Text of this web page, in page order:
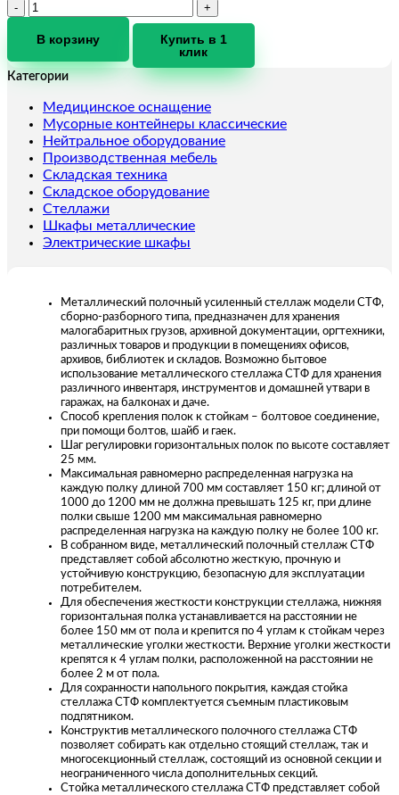
Количество
Стеллаж
2000x1500x300
2.0
В корзину
Купить в 1
клик
Категории
Медицинское оснащение
Мусорные контейнеры классические
Нейтральное оборудование
Производственная мебель
Складская техника
Складское оборудование
Стеллажи
Шкафы металлические
Электрические шкафы
Металлический полочный усиленный стеллаж модели СТФ,
сборно-разборного типа, предназначен для хранения
малогабаритных грузов, архивной документации, оргтехники,
различных товаров и продукции в помещениях офисов,
архивов, библиотек и складов. Возможно бытовое
использование металлического стеллажа СТФ для хранения
различного инвентаря, инструментов и домашней утвари в
гаражах, на балконах и даче.
Способ крепления полок к стойкам – болтовое соединение,
при помощи болтов, шайб и гаек.
Шаг регулировки горизонтальных полок по высоте составляет
25 мм.
Максимальная равномерно распределенная нагрузка на
каждую полку длиной 700 мм составляет 150 кг; длиной от
1000 до 1200 мм не должна превышать 125 кг, при длине
полки свыше 1200 мм максимальная равномерно
распределенная нагрузка на каждую полку не более 100 кг.
В собранном виде, металлический полочный стеллаж СТФ
представляет собой абсолютно жесткую, прочную и
устойчивую конструкцию, безопасную для эксплуатации
потребителем.
Для обеспечения жесткости конструкции стеллажа, нижняя
горизонтальная полка устанавливается на расстоянии не
более 150 мм от пола и крепится по 4 углам к стойкам через
металлические уголки жесткости. Верхние уголки жесткости
крепятся к 4 углам полки, расположенной на расстоянии не
более 2 м от пола.
Для сохранности напольного покрытия, каждая стойка
стеллажа СТФ комплектуется съемным пластиковым
подпятником.
Конструктив металлического полочного стеллажа СТФ
позволяет собирать как отдельно стоящий стеллаж, так и
многосекционный стеллаж, состоящий из основной секции и
неограниченного числа дополнительных секций.
Стойка металлического стеллажа СТФ представляет собой